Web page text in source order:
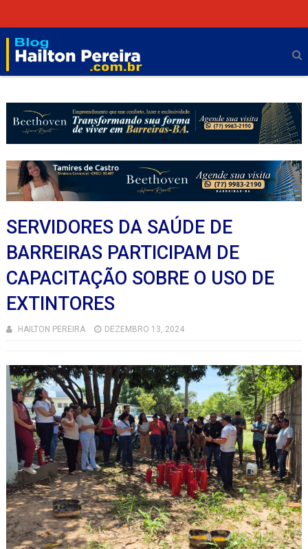
SERVIDORES DA SAÚDE DE
BARREIRAS PARTICIPAM DE
CAPACITAÇÃO SOBRE O USO DE
EXTINTORES
HAILTON PEREIRA DEZEMBRO 13, 2024